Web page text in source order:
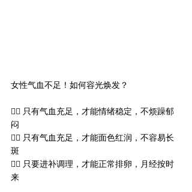
女性气血不足！如何容光焕发？
👉🏻 只有气血充足，才能情绪稳定，不烦躁郁
闷
👉🏻 只有气血充足，才能面色红润，不容易长
斑
👉🏻 只要进补调理，才能正常排卵，月经按时
来